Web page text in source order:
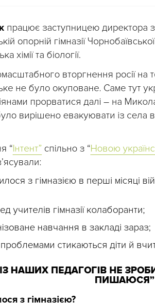
працює заступницею директора
опорній гімназії
хімії та біології.
вторгнення росії на
не було окуповане. Саме тут
прорватися далі – на
вирішено евакуювати із села
“Інтент” спільно з “Новою
з гімназією в перші місяці
учителів гімназії колаборанти;
навчання в закладі зараз;
стикаються діти й
НАШИХ ПЕДАГОГІВ НЕ
ПИШАЮСЯ”
з гімназією?